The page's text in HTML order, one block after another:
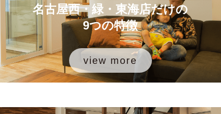
名古屋西・緑・東海店だけの
9つの特徴
view more